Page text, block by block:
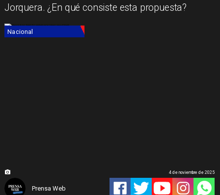
Jorquera. ¿En qué consiste esta propuesta?
Nacional
Prensa Web
4 de noviembre de 2025